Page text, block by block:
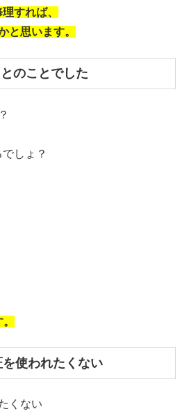
すれば、
と思います。
のことでした
しょ？
使われたくない
くない